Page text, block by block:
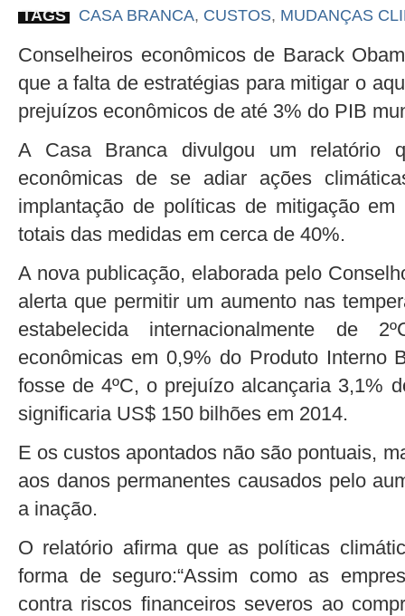
TAGS
CASA BRANCA, CUSTOS, MUDANÇAS
Conselheiros econômicos de Barack
que a falta de estratégias para mitigar o
prejuízos econômicos de até 3% do PIB
A Casa Branca divulgou um relatório
econômicas de se adiar ações
implantação de políticas de mitigação
totais das medidas em cerca de 40%.
A nova publicação, elaborada pelo
alerta que permitir um aumento nas
estabelecida internacionalmente de
econômicas em 0,9% do Produto Interno
fosse de 4ºC, o prejuízo alcançaria 3,1%
significaria US$ 150 bilhões em 2014.
E os custos apontados não são pontuais,
aos danos permanentes causados pelo
a inação.
O relatório afirma que as políticas
forma de seguro:“Assim como as
contra riscos financeiros severos ao